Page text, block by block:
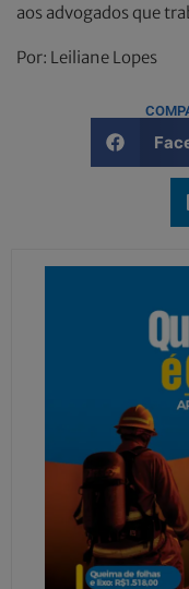
aos advogados que
Por: Leiliane Lopes